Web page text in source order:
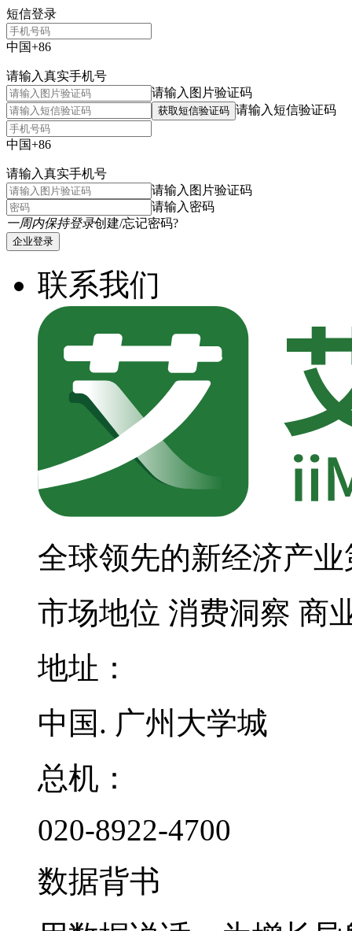
短信登录
中国+86
请输入真实手机号
请输入图片验证码
获取短信验证码 请输入短信验证码
中国+86
请输入真实手机号
请输入图片验证码
请输入密码
一周内保持登录创建/忘记密码?
企业登录
联系我们
全球领先的新经济产
市场地位 消费洞察 商
地址：
中国. 广州大学城
总机：
020-8922-4700
数据背书